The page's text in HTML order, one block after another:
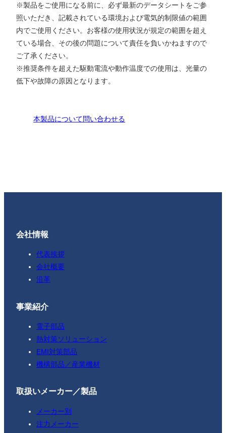
※製品をご使用になる前に、必ず最新のデータシートをご参
照いただき、記載されている環境および電気的制限値の範囲
内でご使用ください。お客様の使用状況が規定の範囲を超え
ている場合、その後の問題について責任を負いかねますので
ご了承ください。
※推奨条件を超えた駆動電流や動作温度での使用は、光量の
低下や故障の原因となります。
本製品について問い合わせる
会社情報
代表挨拶
会社概要
沿革
事業紹介
電子部品
熱対策ソリューション
EMI対策部品
機構部品／産業機材
取扱いメーカー／製品
メーカー別
注力メーカー